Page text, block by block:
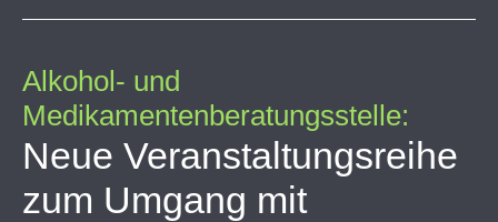
Alkohol- und
Medikamentenberatungsstelle:
Neue Veranstaltungsreihe
zum Umgang mit